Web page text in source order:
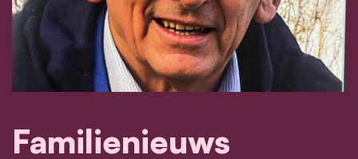
Familienieuws